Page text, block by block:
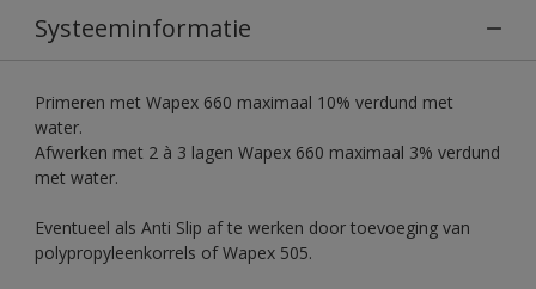
Systeeminformatie
Primeren met Wapex 660 maximaal 10% verdund met
water.
Afwerken met 2 à 3 lagen Wapex 660 maximaal 3% verdund
met water.
Eventueel als Anti Slip af te werken door toevoeging van
polypropyleenkorrels of Wapex 505.